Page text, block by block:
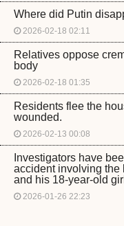
Where did Putin
2026-02-18 02:11
Relatives oppose
body
2026-02-18 01:35
Residents flee the
wounded.
2026-02-13 00:08
Investigators have
accident involving the
and his 18-year-old
2026-01-26 22:23